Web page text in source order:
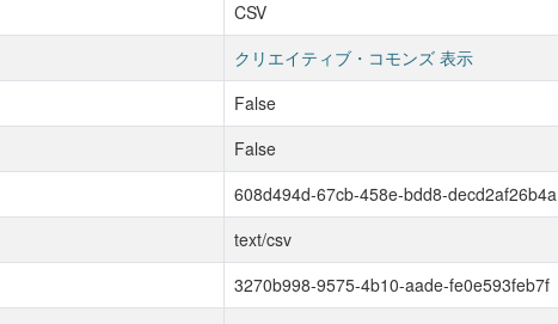
CSV
クリエイティブ・コモンズ 表示
False
False
608d494d-67cb-458e-bdd8-decd2af26b4a
text/csv
3270b998-9575-4b10-aade-fe0e593feb7f